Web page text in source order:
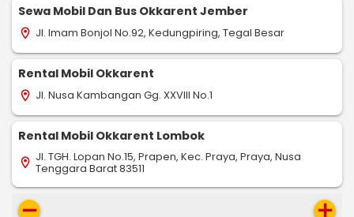
Sewa Mobil Dan Bus Okkarent Jember
location_on Jl. Imam Bonjol No.92, Kedungpiring, Tegal Besar
Rental Mobil Okkarent
location_on Jl. Nusa Kambangan Gg. XXVIII No.1
Rental Mobil Okkarent Lombok
location_on Jl. TGH. Lopan No.15, Prapen, Kec. Praya, Praya, Nusa
Tenggara Barat 83511
remove add